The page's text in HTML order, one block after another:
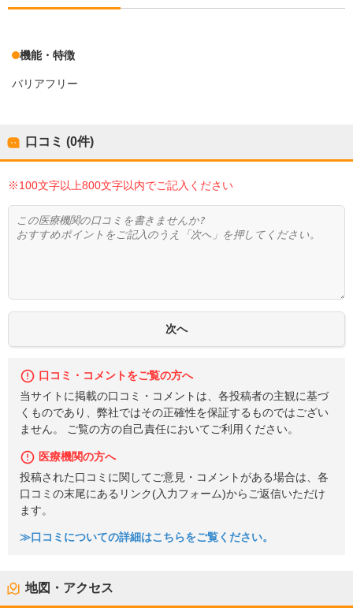
機能・特徴
バリアフリー
口コミ (0件)
※100文字以上800文字以内でご記入ください
口コミ・コメントをご覧の方へ
当サイトに掲載の口コミ・コメントは、各投稿者の主観に基づ
くものであり、弊社ではその正確性を保証するものではござい
ません。 ご覧の方の自己責任においてご利用ください。
医療機関の方へ
投稿された口コミに関してご意見・コメントがある場合は、各
口コミの末尾にあるリンク(入力フォーム)からご返信いただけ
ます。
≫口コミについての詳細はこちらをご覧ください。
地図・アクセス